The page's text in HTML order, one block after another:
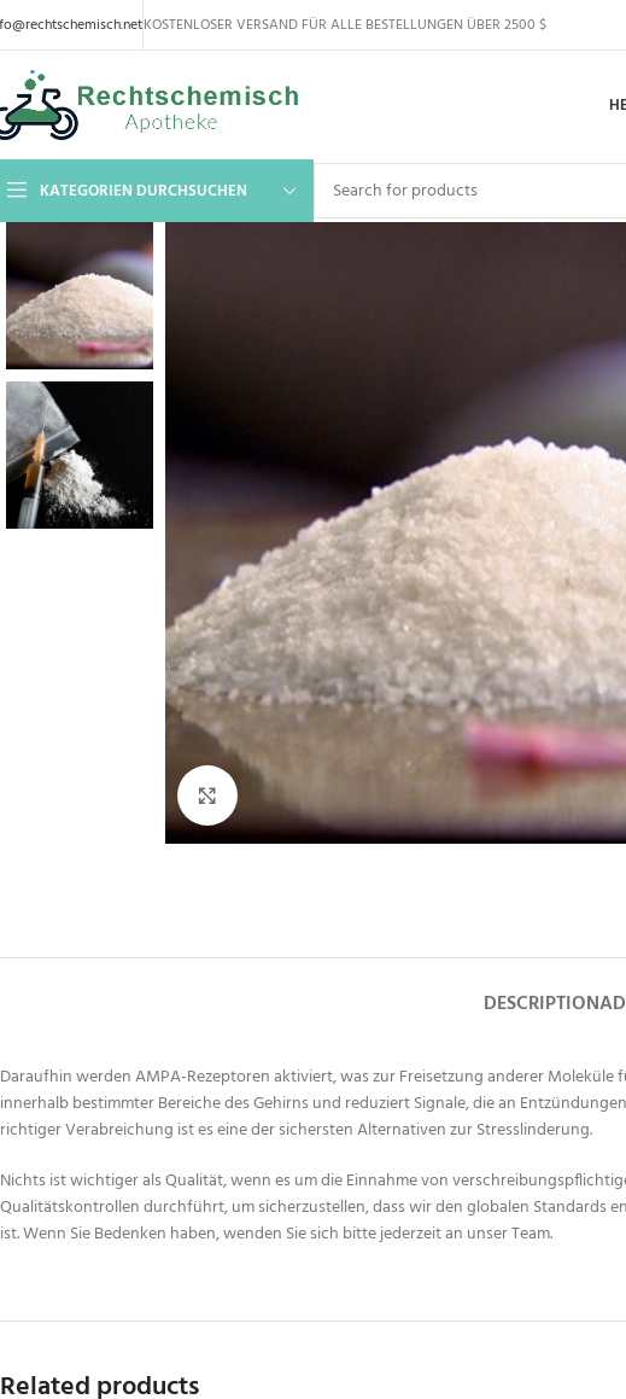
KOSTENLOSER VERSAND FÜR ALLE BESTELLUNGEN ÜBER 2500 $
KATEGORIEN DURCHSUCHEN
Click to enlarge
DESCRIPTION
Daraufhin werden AMPA-Rezeptoren aktiviert, was zur Freisetzung anderer
innerhalb bestimmter Bereiche des Gehirns und reduziert Signale, die an
richtiger Verabreichung ist es eine der sichersten Alternativen zur Stresslinderung.
Nichts ist wichtiger als Qualität, wenn es um die Einnahme von
Qualitätskontrollen durchführt, um sicherzustellen, dass wir den globalen Standards
ist. Wenn Sie Bedenken haben, wenden Sie sich bitte jederzeit an unser Team.
Related products